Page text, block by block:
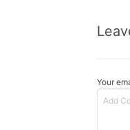
Your